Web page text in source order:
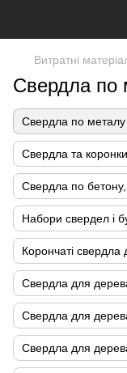
Витратні
Свердла по
Свердла по металу
Свердла та
Свердла по
Набори свердел і
Корончаті свердла
Свердла для
Свердла для
Свердла для